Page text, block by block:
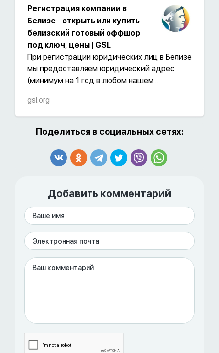
Регистрация компании в
Белизе - открыть или купить
белизский готовый оффшор
под ключ, цены | GSL
При регистрации юридических лиц в Белизе
мы предоставляем юридический адрес
(минимум на 1 год в любом нашем
апостилированный пакет учредительных
документов, а также оказываем
секретарские услуги, проводим процедуры
Compliance fee и Pre-approval при открытии
банковского счета для юридического лица
в банках Белиза
gsl.org
Поделиться в социальных сетях:
Добавить комментарий